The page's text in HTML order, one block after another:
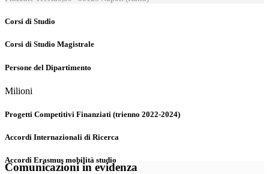
Corsi di Studio
Corsi di Studio Magistrale
Persone del Dipartimento
Milioni
Progetti Competitivi Finanziati (trienno 2022-2024)
Accordi Internazionali di Ricerca
Accordi Erasmus mobilità studio
Comunicazioni in evidenza